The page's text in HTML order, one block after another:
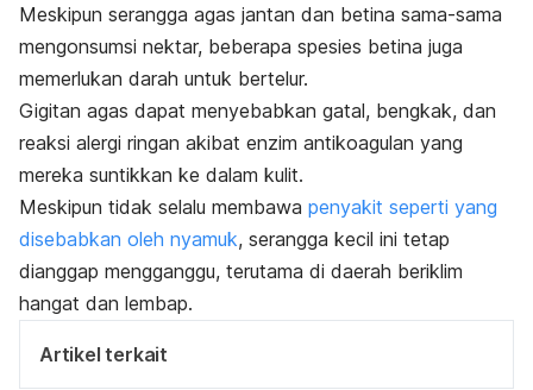
Meskipun serangga agas jantan dan betina sama-sama
mengonsumsi nektar, beberapa spesies betina juga
memerlukan darah untuk bertelur.
Gigitan agas dapat menyebabkan gatal, bengkak, dan
reaksi alergi ringan akibat enzim antikoagulan yang
mereka suntikkan ke dalam kulit.
Meskipun tidak selalu membawa penyakit seperti yang
disebabkan oleh nyamuk, serangga kecil ini tetap
dianggap mengganggu, terutama di daerah beriklim
hangat dan lembap.
Artikel terkait